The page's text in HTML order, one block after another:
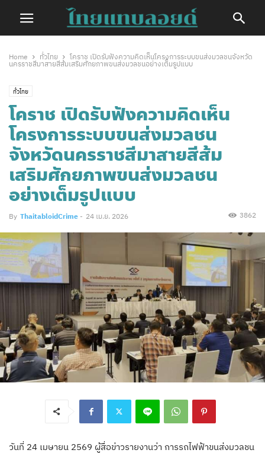
Home ทั่วไทย
โคราช เปิดรับฟังความคิดเห็นโครงการระบบขนส่งมวลชนจังหวัด
นครราชสีมาสายสีส้มเสริมศักยภาพขนส่งมวลชนอย่างเต็มรูปแบบ
ทั่วไทย
โคราช เปิดรับฟังความคิดเห็น
โครงการระบบขนส่งมวลชน
จังหวัดนครราชสีมาสายสีส้ม
เสริมศักยภาพขนส่งมวลชน
อย่างเต็มรูปแบบ
By ThaitabloidCrime - 24 เม.ย. 2026 3862
วันที่ 24 เมษายน 2569 ผู้สื่อข่าวรายงานว่า การรถไฟฟ้าขนส่งมวลชน